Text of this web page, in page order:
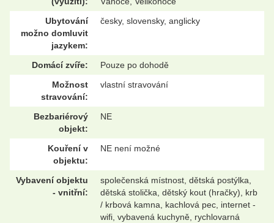
Ubytování
možno domluvit
jazykem:
česky, slovensky, anglicky
Domácí zvíře:
Pouze po dohodě
Možnost
stravování:
vlastní stravování
Bezbariérový
objekt:
NE
Kouření v
objektu:
NE není možné
Vybavení objektu
- vnitřní:
společenská místnost, dětská postýlka,
dětská stolička, dětský kout (hračky), krb
/ krbová kamna, kachlová pec, internet -
wifi, vybavená kuchyně, rychlovarná